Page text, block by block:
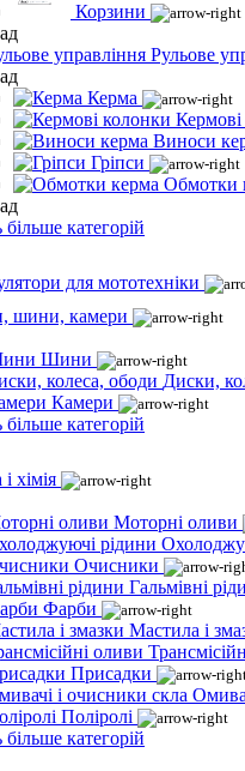
Корзини
Рульове
Керма
Виноси
Гріпси
Обмотки
категорій
для мототехніки
шини, камери
Шини
Диски,
Камери
категорій
хімія
Моторні оливи
Очисники
Гальмівні
Фарби
Мастила і
Присадки
Поліролі
категорій